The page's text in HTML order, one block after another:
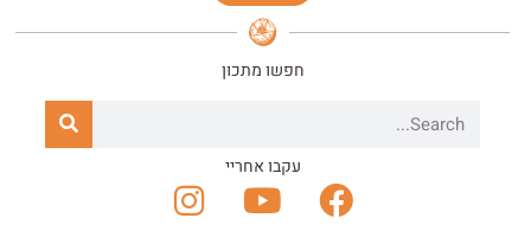
חפשו מתכון
עקבו אחריי